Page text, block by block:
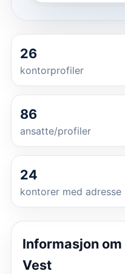
26
kontorprofiler
86
ansatte/profiler
24
kontorer med adresse
Informasjon om
Vest